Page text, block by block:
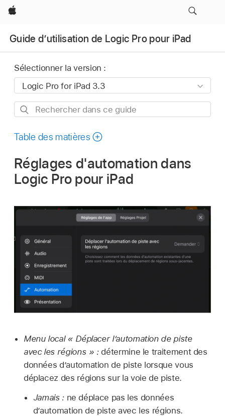
Apple
Guide d’utilisation de Logic Pro pour iPad
Sélectionner la version :
Rechercher
ce
Table des matières
Réglages d'automation dans
Logic Pro pour iPad
Menu local « Déplacer l’automation de piste
avec les régions » :détermine le traitement des
données d’automation de piste lorsque vous
déplacez des régions sur la voie de piste.
Jamais :ne déplace pas les données
d’automation de piste avec les régions.